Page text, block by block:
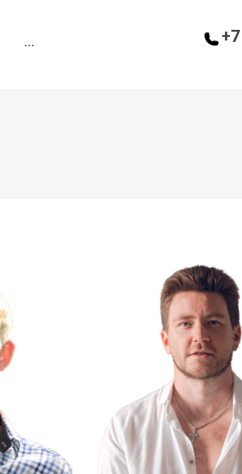
···